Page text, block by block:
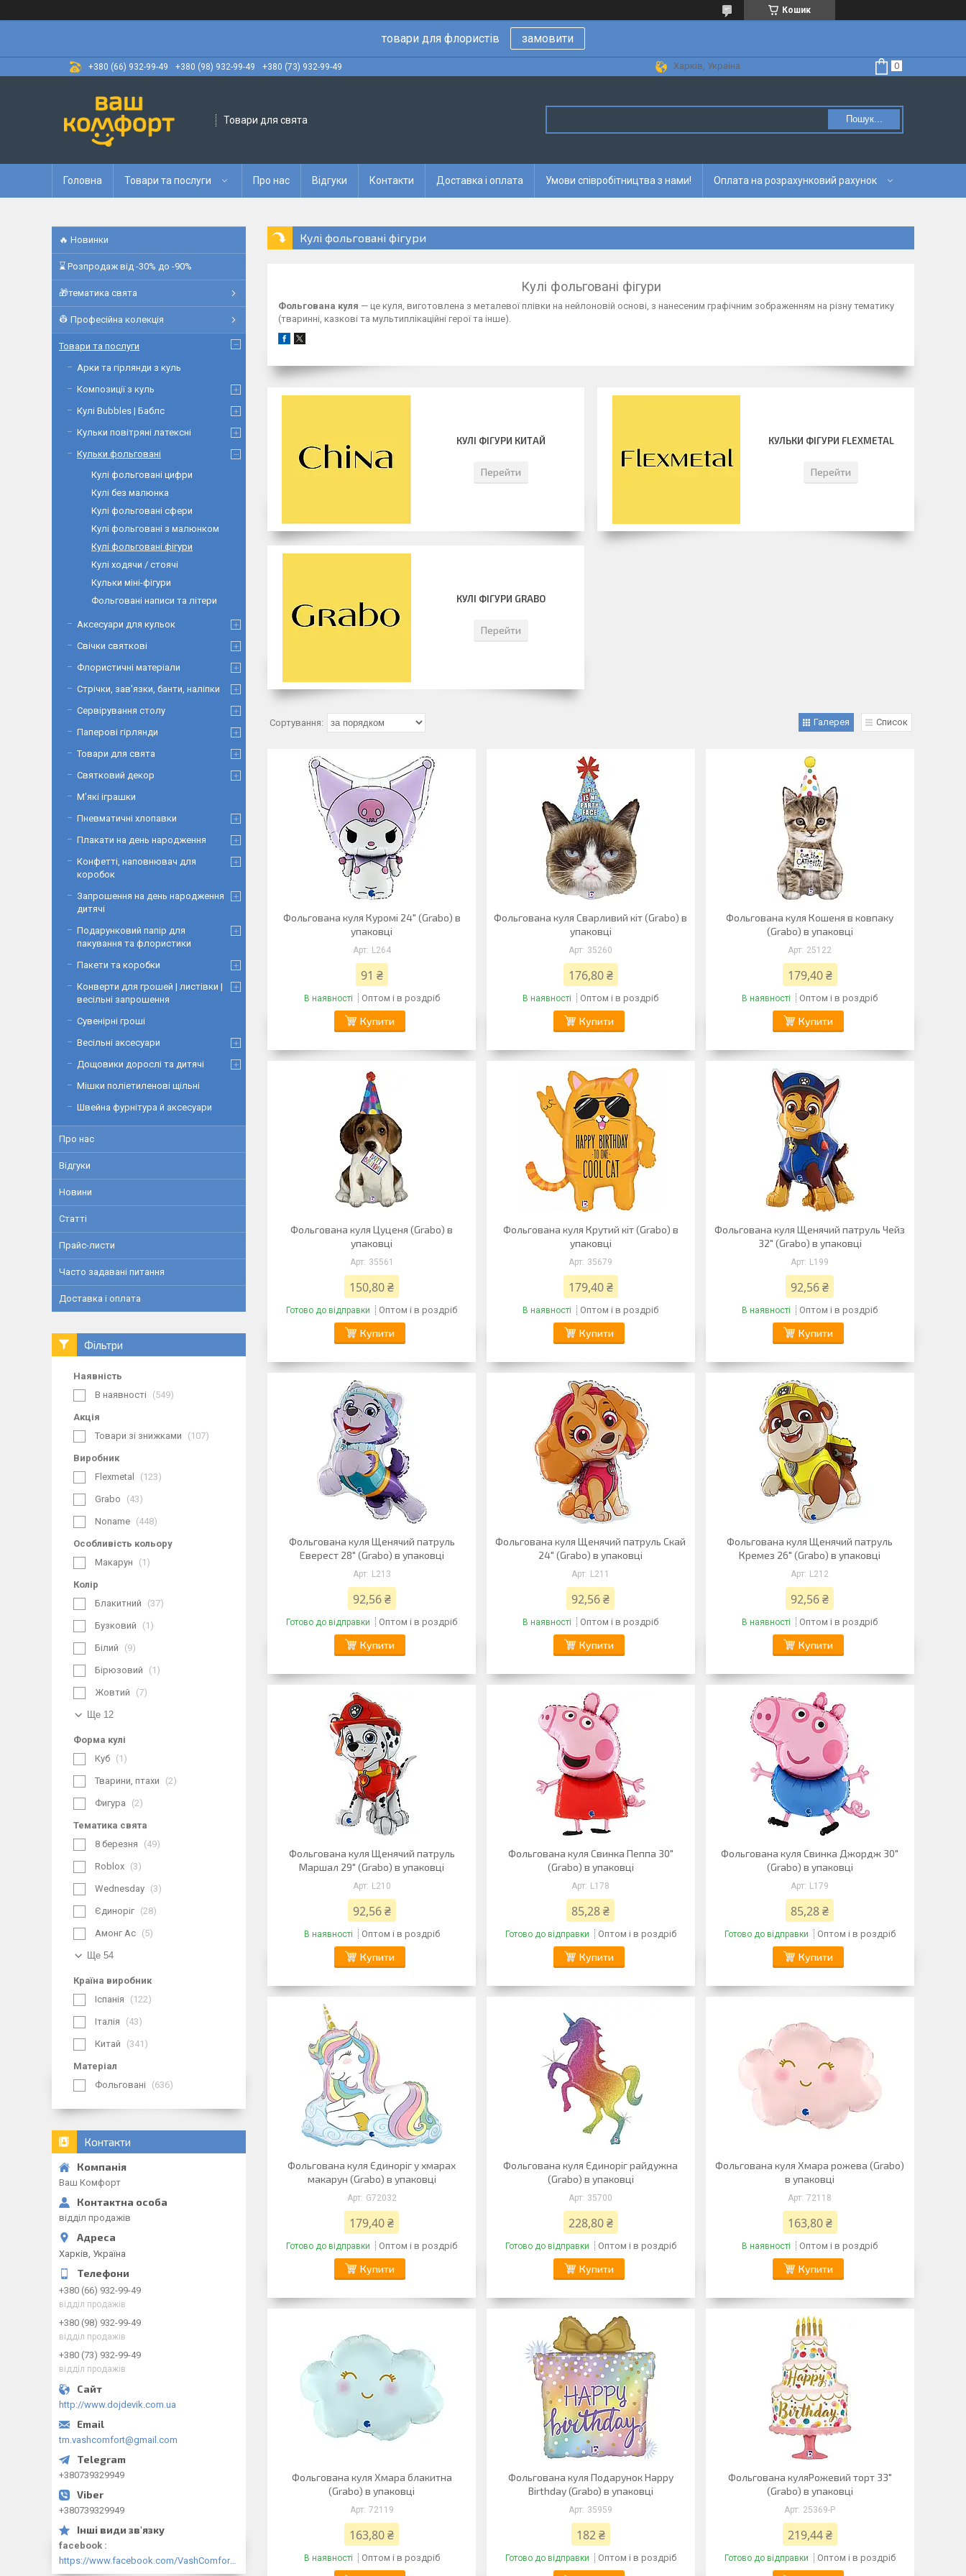
Кошик
товари для флористів замовити
+380 (66) 932-99-49 +380 (98) 932-99-49 +380 (73) 932-99-49 Харків, Україна
Товари для свята Пошук...
Головна Товари та послуги Про нас Відгуки Контакти Доставка і оплата Умови співробітництва з нами! Оплата на розрахунковий рахунок
Кулі фольговані фігури
Кулі фольговані фігури
Фольгована куля — це куля, виготовлена з металевої плівки на нейлоновій основі, з нанесеним графічним зображенням на різну тематику
(тваринні, казкові та мультиплікаційні герої та інше).
КУЛІ ФІГУРИ КИТАЙ
Перейти
КУЛЬКИ ФІГУРИ FLEXMETAL
Перейти
КУЛІ ФІГУРИ GRABO
Перейти
Галерея Список
Фольгована куля Куромі 24" (Grabo) в
упаковці
L264
91 ₴
В наявності Оптом і в роздріб
Купити
Фольгована куля Сварливий кіт (Grabo) в
упаковці
35260
176,80 ₴
В наявності Оптом і в роздріб
Купити
Фольгована куля Кошеня в ковпаку
(Grabo) в упаковці
25122
179,40 ₴
В наявності Оптом і в роздріб
Купити
Фольгована куля Цуценя (Grabo) в
упаковці
35561
150,80 ₴
Готово до відправки Оптом і в роздріб
Купити
Фольгована куля Крутий кіт (Grabo) в
упаковці
35679
179,40 ₴
В наявності Оптом і в роздріб
Купити
Фольгована куля Щенячий патруль Чейз
32" (Grabo) в упаковці
L199
92,56 ₴
В наявності Оптом і в роздріб
Купити
Фольгована куля Щенячий патруль
Еверест 28" (Grabo) в упаковці
L213
92,56 ₴
Готово до відправки Оптом і в роздріб
Купити
Фольгована куля Щенячий патруль Скай
24" (Grabo) в упаковці
L211
92,56 ₴
В наявності Оптом і в роздріб
Купити
Фольгована куля Щенячий патруль
Кремез 26" (Grabo) в упаковці
L212
92,56 ₴
В наявності Оптом і в роздріб
Купити
Фольгована куля Щенячий патруль
Маршал 29" (Grabo) в упаковці
L210
92,56 ₴
В наявності Оптом і в роздріб
Купити
Фольгована куля Свинка Пеппа 30"
(Grabo) в упаковці
L178
85,28 ₴
Готово до відправки Оптом і в роздріб
Купити
Фольгована куля Свинка Джордж 30"
(Grabo) в упаковці
L179
85,28 ₴
Готово до відправки Оптом і в роздріб
Купити
Фольгована куля Єдиноріг у хмарах
макарун (Grabo) в упаковці
G72032
179,40 ₴
Готово до відправки Оптом і в роздріб
Купити
Фольгована куля Єдиноріг райдужна
(Grabo) в упаковці
35700
228,80 ₴
Готово до відправки Оптом і в роздріб
Купити
Фольгована куля Хмара рожева (Grabo)
в упаковці
72118
163,80 ₴
В наявності Оптом і в роздріб
Купити
Фольгована куля Хмара блакитна
(Grabo) в упаковці
72119
163,80 ₴
В наявності Оптом і в роздріб
Фольгована куля Подарунок Happy
Birthday (Grabo) в упаковці
35959
182 ₴
Готово до відправки Оптом і в роздріб
Фольгована куляРожевий торт 33"
(Grabo) в упаковці
25369-P
219,44 ₴
Готово до відправки Оптом і в роздріб
🔥 Новинки
⌛ Розпродаж від -30% до -90%
🎁тематика свята
👷 Професійна колекція
Товари та послуги
Арки та гірлянди з куль
Композиції з куль
Кулі Bubbles | Баблс
Кульки повітряні латексні
Кульки фольговані
Кулі фольговані цифри
Кулі без малюнка
Кулі фольговані сфери
Кулі фольговані з малюнком
Кулі фольговані фігури
Кулі ходячи / стоячі
Кульки міні-фігури
Фольговані написи та літери
Аксесуари для кульок
Свічки святкові
Флористичні матеріали
Стрічки, зав'язки, банти, наліпки
Сервірування столу
Паперові гірлянди
Товари для свята
Святковий декор
М'які іграшки
Пневматичні хлопавки
Плакати на день народження
Конфетті, наповнювач для
коробок
Запрошення на день народження
дитячі
Подарунковий папір для
пакування та флористики
Пакети та коробки
Конверти для грошей | листівки |
весільні запрошення
Сувенірні гроші
Весільні аксесуари
Дощовики дорослі та дитячі
Мішки поліетиленові щільні
Швейна фурнітура й аксесуари
Про нас
Відгуки
Новини
Статті
Прайс-листи
Часто задавані питання
Доставка і оплата
Фільтри
Наявність
В наявності
549
Акція
Товари зі знижками
107
Виробник
Flexmetal
123
Grabo 43
Noname 448
Особливість кольору
Макарун
1
Колір
Блакитний
37
Бузковий 1
Білий 9
Бірюзовий 1
Жовтий 7
Ще 12
Форма кулі
Куб
1
Тварини, птахи 2
Фигура 2
Тематика свята
8 березня
49
Roblox 3
Wednesday 3
Єдиноріг 28
Амонг Ас 5
Ще 54
Країна виробник
Іспанія
122
Італія 43
Китай 341
Матеріал
Фольговані
636
Контакти
Ваш Комфорт
відділ продажів
Харків, Україна
+380 (66) 932-99-49
відділ продажів
+380 (98) 932-99-49
відділ продажів
+380 (73) 932-99-49
відділ продажів
http://www.dojdevik.com.ua
tm.vashcomfort@gmail.com
+380739329949
+380739329949
facebook
https://www.facebook.com/VashComfort.ua/